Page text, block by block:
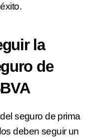
la
de
seguro de prima
deben seguir un